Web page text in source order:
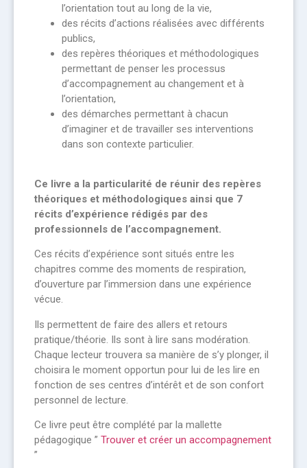
l’orientation tout au long de la vie,
des récits d’actions réalisées avec différents
publics,
des repères théoriques et méthodologiques
permettant de penser les processus
d’accompagnement au changement et à
l’orientation,
des démarches permettant à chacun
d’imaginer et de travailler ses interventions
dans son contexte particulier.
Ce livre a la particularité de réunir des repères
théoriques et méthodologiques ainsi que 7
récits d’expérience rédigés par des
professionnels de l’accompagnement.
Ces récits d’expérience sont situés entre les
chapitres comme des moments de respiration,
d’ouverture par l’immersion dans une expérience
vécue.
Ils permettent de faire des allers et retours
pratique/théorie. Ils sont à lire sans modération.
Chaque lecteur trouvera sa manière de s’y plonger, il
choisira le moment opportun pour lui de les lire en
fonction de ses centres d’intérêt et de son confort
personnel de lecture.
Ce livre peut être complété par la mallette
pédagogique ” Trouver et créer un accompagnement
”